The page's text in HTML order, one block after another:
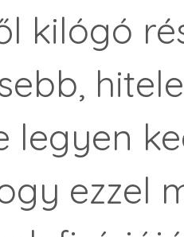
kilógó
legyen
ezzel